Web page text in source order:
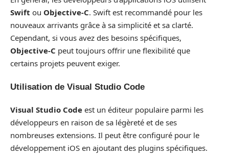
Swift ou Objective-C. Swift est recommandé pour les
nouveaux arrivants grâce à sa simplicité et sa clarté.
Cependant, si vous avez des besoins spécifiques,
Objective-C peut toujours offrir une flexibilité que
certains projets peuvent exiger.
Utilisation de Visual Studio Code
Visual Studio Code est un éditeur populaire parmi les
développeurs en raison de sa légèreté et de ses
nombreuses extensions. Il peut être configuré pour le
développement iOS en ajoutant des plugins spécifiques.